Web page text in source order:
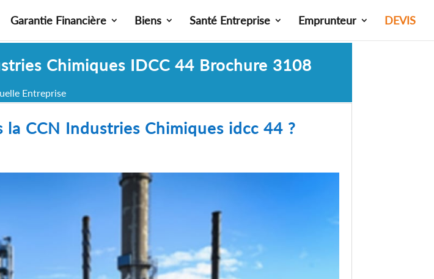
Garantie Financière Biens Santé Entreprise Emprunteur DEVIS
Chimiques IDCC 44 Brochure 3108
Entreprise
CCN Industries Chimiques idcc 44 ?